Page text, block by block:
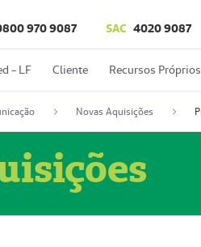
970 9087 SAC 4020 9087
- LF Cliente Recursos Próprios
Novas Aquisições